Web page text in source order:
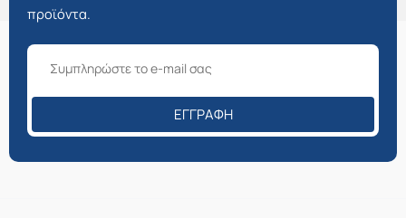
προϊόντα.
ΕΓΓΡΑΦΉ